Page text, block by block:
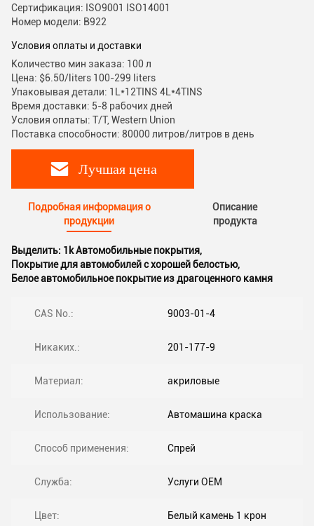
Сертификация: ISO9001 ISO14001
Номер модели: B922
Условия оплаты и доставки
Количество мин заказа: 100 л
Цена: $6.50/liters 100-299 liters
Упаковывая детали: 1L*12TINS 4L*4TINS
Время доставки: 5-8 рабочих дней
Условия оплаты: T/T, Western Union
Поставка способности: 80000 литров/литров в день
Лучшая цена
Подробная информация о
продукции
Описание
продукта
Выделить: 1k Автомобильные покрытия,
Покрытие для автомобилей с хорошей белостью,
Белое автомобильное покрытие из драгоценного камня
CAS No.: 9003-01-4
Никаких.: 201-177-9
Материал: акриловые
Использование: Автомашина краска
Способ применения: Спрей
Служба: Услуги OEM
Цвет: Белый камень 1 крон